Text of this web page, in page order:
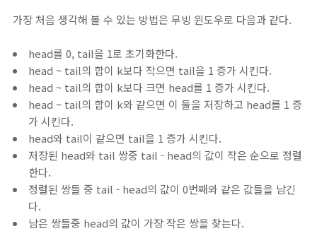
가장 처음 생각해 볼 수 있는 방법은 무빙 윈도우로 다음과 같다.
head를 0, tail을 1로 초기화한다.
head ~ tail의 합이 k보다 작으면 tail을 1 증가 시킨다.
head ~ tail의 합이 k보다 크면 head를 1 증가 시킨다.
head ~ tail의 합이 k와 같으면 이 둘을 저장하고 head를 1 증
가 시킨다.
head와 tail이 같으면 tail을 1 증가 시킨다.
저장된 head와 tail 쌍중 tail - head의 값이 작은 순으로 정렬
한다.
정렬된 쌍들 중 tail - head의 값이 0번째와 같은 값들을 남긴
다.
남은 쌍들중 head의 값이 가장 작은 쌍을 찾는다.